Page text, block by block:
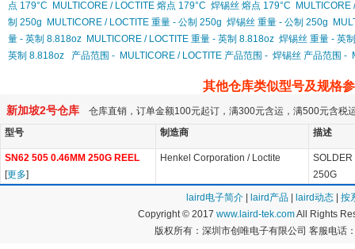
点 179°C
MULTICORE / LOCTITE 熔点 179°C 焊锡丝 熔点 179°C
MULTICORE
制 250g
MULTICORE / LOCTITE 重量 - 公制 250g 焊锡丝 重量 - 公制 250g
量 - 英制 8.818oz MULTICORE / LOCTITE 重量 - 英制 8.818oz 焊锡丝 重量 - 英
英制 8.818oz
产品范围 - MULTICORE / LOCTITE 产品范围 - 焊锡丝 产品范围 -
其他仓库类似型号及规格
新加坡2号仓库 仓库直销，订单金额100元起订，满300元含运，满500元含税
型号
制造商 描述
SN62 505 0.46MM 250G REEL
[更多]
Henkel Corporation / Loctite
SOLDER
250G
laird电子简介 laird产品 laird动态
按
Copyright © 2017 www.laird-tek.comAll Rights
版权所有：深圳市创唯电子有限公司 客服电话